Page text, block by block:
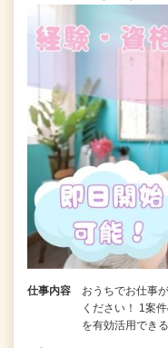
仕事内容
おうちでお仕事
ください！ 1案
を有効活用でき